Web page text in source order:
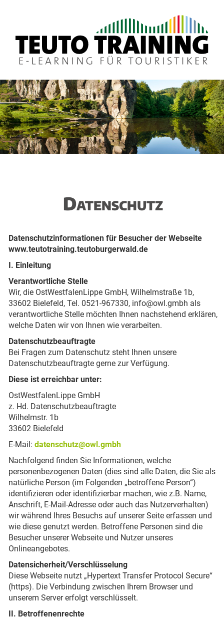
Datenschutz
Datenschutzinformationen für Besucher der Webseite
www.teutotraining.teutoburgerwald.de
I. Einleitung
Verantwortliche Stelle
Wir, die OstWestfalenLippe GmbH, Wilhelmstraße 1b,
33602 Bielefeld, Tel. 0521-967330, info@owl.gmbh als
verantwortliche Stelle möchten Ihnen nachstehend erklären,
welche Daten wir von Ihnen wie verarbeiten.
Datenschutzbeauftragte
Bei Fragen zum Datenschutz steht Ihnen unsere
Datenschutzbeauftragte gerne zur Verfügung.
Diese ist erreichbar unter:
OstWestfalenLippe GmbH
z. Hd. Datenschutzbeauftragte
Wilhelmstr. 1b
33602 Bielefeld
E-Mail: datenschutz@owl.gmbh
Nachfolgend finden Sie Informationen, welche
personenbezogenen Daten (dies sind alle Daten, die Sie als
natürliche Person (im Folgenden „betroffene Person“)
identifizieren oder identifizierbar machen, wie z.B. Name,
Anschrift, E-Mail-Adresse oder auch das Nutzerverhalten)
wir während Ihres Besuchs auf unserer Seite erfassen und
wie diese genutzt werden. Betroffene Personen sind die
Besucher unserer Webseite und Nutzer unseres
Onlineangebotes.
Datensicherheit/Verschlüsselung
Diese Webseite nutzt „Hypertext Transfer Protocol Secure“
(https). Die Verbindung zwischen Ihrem Browser und
unserem Server erfolgt verschlüsselt.
II. Betroffenenrechte